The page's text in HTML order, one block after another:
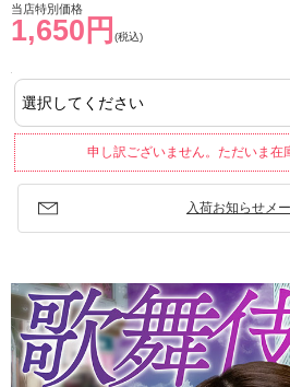
当店特別価格
1,650円 (税込)
申し訳ございません。ただいま在
入荷お知らせメ